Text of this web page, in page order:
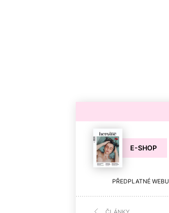
E-SHOP
PŘEDPLATNÉ WEBU
ČLÁNKY